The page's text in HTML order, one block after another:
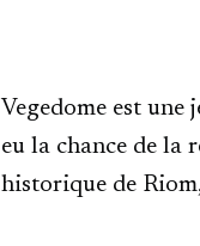
Vegedome est
eu la chance de
historique de